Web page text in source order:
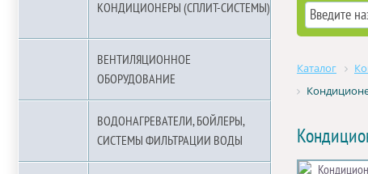
КОНДИЦИОНЕРЫ (СПЛИТ-СИСТЕМЫ)
ВЕНТИЛЯЦИОННОЕ
ОБОРУДОВАНИЕ
ВОДОНАГРЕВАТЕЛИ, БОЙЛЕРЫ,
СИСТЕМЫ ФИЛЬТРАЦИИ ВОДЫ
Каталог